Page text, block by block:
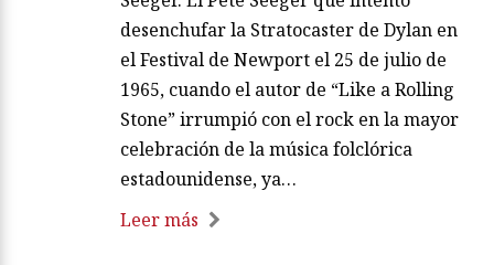
desenchufar la Stratocaster de Dylan en
el Festival de Newport el 25 de julio de
1965, cuando el autor de “Like a Rolling
Stone” irrumpió con el rock en la mayor
celebración de la música folclórica
estadounidense, ya…
Leer más